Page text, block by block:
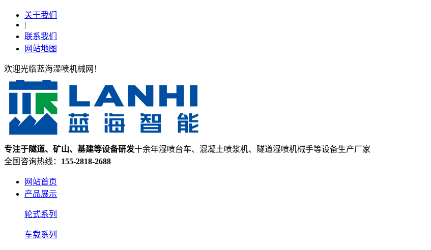
关于我们
|
联系我们
网站地图
欢迎光临蓝海湿喷机械网！
专注于隧道、矿山、基建等设备研发十余年湿喷台车、混凝土喷浆机、隧道湿喷机械手等设备生产厂家
全国咨询热线： 155-2818-2688
网站首页
产品展示
轮式系列
车载系列